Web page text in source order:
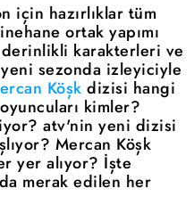
için hazırlıklar tüm
ortak yapımı
karakterleri ve
sezonda izleyiciyle
Köşk dizisi hangi
kimler?
atv'nin yeni dizisi
Mercan Köşk
yer alıyor? İşte
merak edilen her